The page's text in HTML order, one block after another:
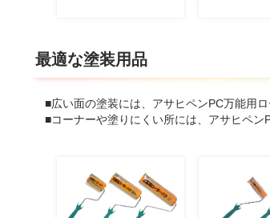
最適な塗装用品
■広い面の塗装には、アサヒペンPC万能用
■コーナーや塗りにくい所には、アサヒペン